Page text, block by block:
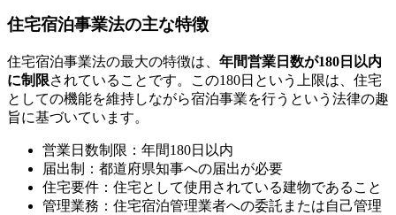
住宅宿泊事業法の主な特徴
住宅宿泊事業法の最大の特徴は、 年間営業日数が180日以内
に制限されていることです。この180日という上限は、住宅
としての機能を維持しながら宿泊事業を行うという法律の趣
旨に基づいています。
営業日数制限：年間180日以内
届出制：都道府県知事への届出が必要
住宅要件：住宅として使用されている建物であること
管理業務：住宅宿泊管理業者への委託または自己管理